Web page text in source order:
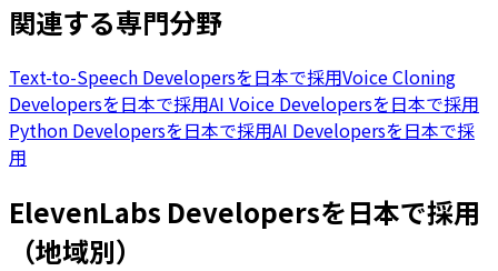
関連する専門分野
Text-to-Speech Developersを日本で採用Voice Cloning
Developersを日本で採用AI Voice Developersを日本で採用
Python Developersを日本で採用AI Developersを日本で採
用
ElevenLabs Developersを日本で採用
（地域別）